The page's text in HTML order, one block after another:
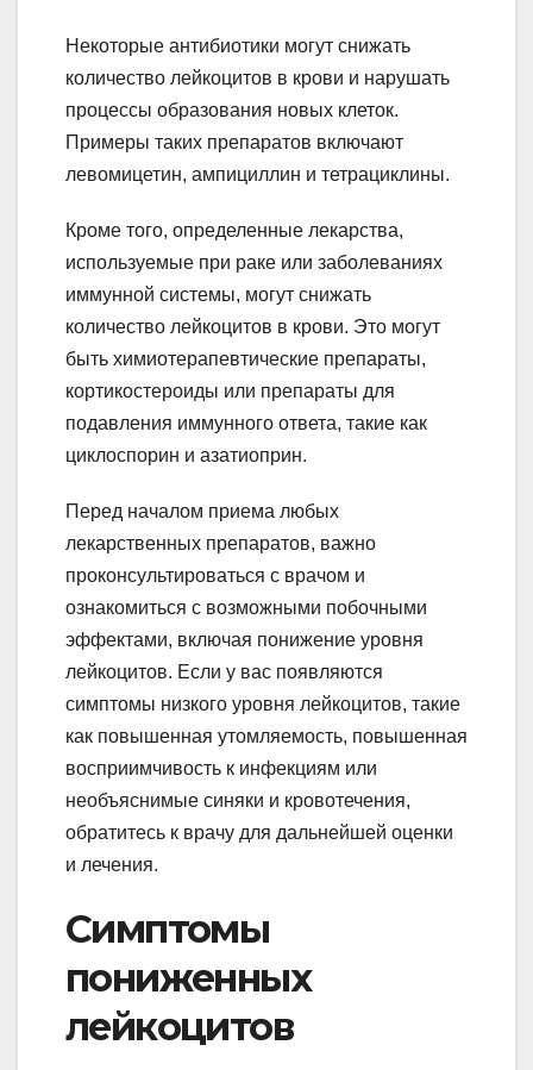
Некоторые антибиотики могут снижать
количество лейкоцитов в крови и нарушать
процессы образования новых клеток.
Примеры таких препаратов включают
левомицетин, ампициллин и тетрациклины.
Кроме того, определенные лекарства,
используемые при раке или заболеваниях
иммунной системы, могут снижать
количество лейкоцитов в крови. Это могут
быть химиотерапевтические препараты,
кортикостероиды или препараты для
подавления иммунного ответа, такие как
циклоспорин и азатиоприн.
Перед началом приема любых
лекарственных препаратов, важно
проконсультироваться с врачом и
ознакомиться с возможными побочными
эффектами, включая понижение уровня
лейкоцитов. Если у вас появляются
симптомы низкого уровня лейкоцитов, такие
как повышенная утомляемость, повышенная
восприимчивость к инфекциям или
необъяснимые синяки и кровотечения,
обратитесь к врачу для дальнейшей оценки
и лечения.
Симптомы
пониженных
лейкоцитов